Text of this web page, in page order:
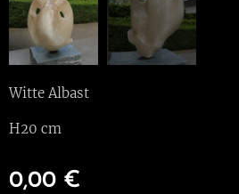
Witte Albast
H20 cm
0,00 €